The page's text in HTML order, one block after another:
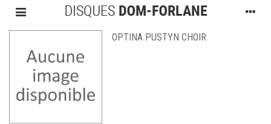
OPTINA PUSTYN CHOIR